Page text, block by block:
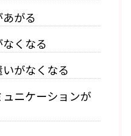
がる
くなる
がなくなる
ニケーションが